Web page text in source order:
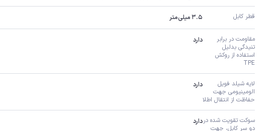
قطر کابل ۳.۵ میلی‌متر
TPE
دارد
حفاظت از انتقال اطلا
دارد
سوکت تقویت شده در دارد